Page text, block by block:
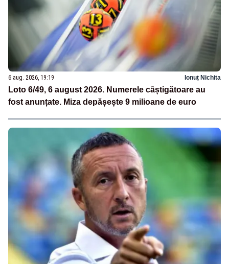
6 aug. 2026, 19:19 Ionuț Nichita
Loto 6/49, 6 august 2026. Numerele câștigătoare au
fost anunțate. Miza depășește 9 milioane de euro